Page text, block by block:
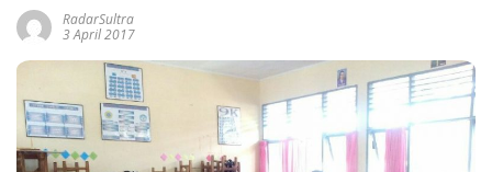
RadarSultra
3 April 2017